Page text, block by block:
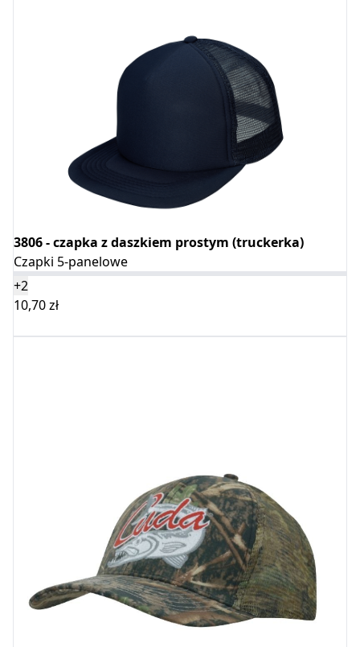
3806 - czapka z daszkiem prostym (truckerka)
Czapki 5-panelowe
+2
10,70zł